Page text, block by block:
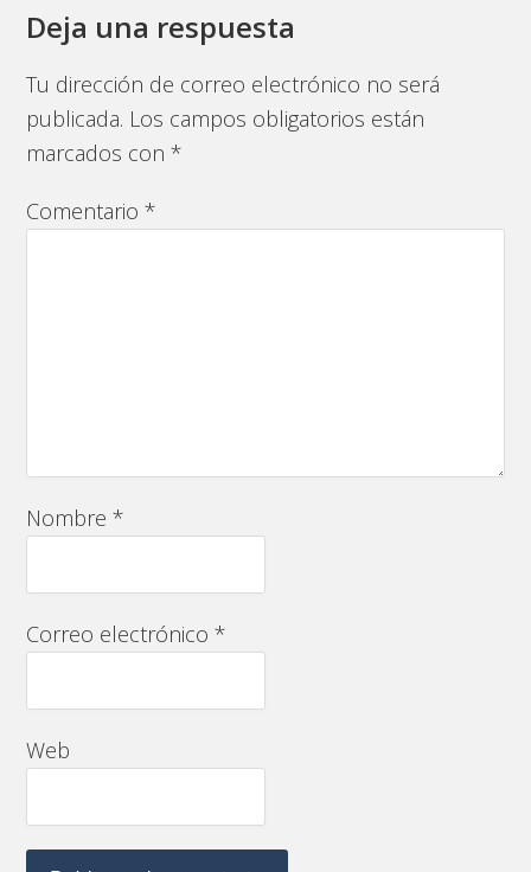
Deja una respuesta
Tu dirección de correo electrónico no será
publicada. Los campos obligatorios están
marcados con*
Comentario*
Nombre*
Correo electrónico*
Web